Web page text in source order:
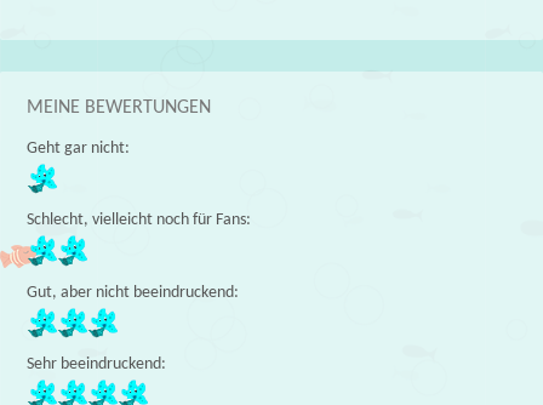
MEINE BEWERTUNGEN
Geht gar nicht:
Schlecht, vielleicht noch für Fans:
Gut, aber nicht beeindruckend:
Sehr beeindruckend: